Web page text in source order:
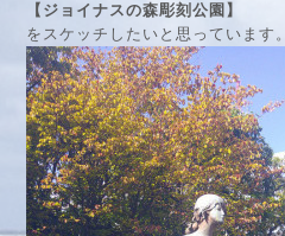
【ジョイナスの森彫刻公園】
をスケッチしたいと思っています。